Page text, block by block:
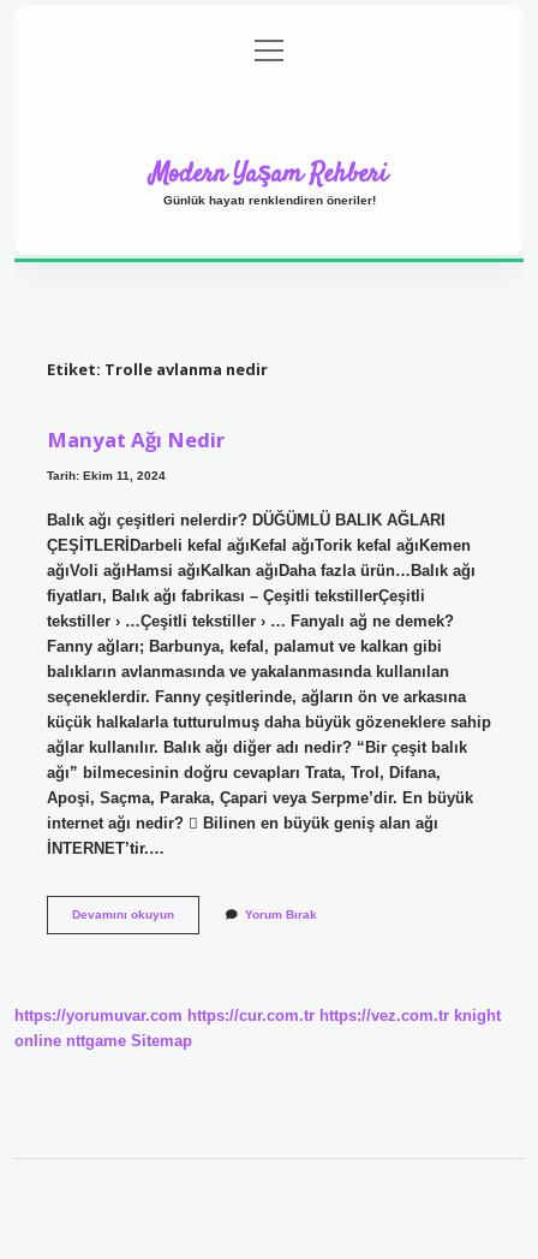
Gizlilik Politikası
menüyü
aç
Modern Yaşam Rehberi
Günlük hayatı renklendiren öneriler!
Etiket: Trolle avlanma nedir
Manyat Ağı Nedir
Tarih: Ekim 11, 2024
Balık ağı çeşitleri nelerdir? DÜĞÜMLÜ BALIK AĞLARI
ÇEŞİTLERİDarbeli kefal ağıKefal ağıTorik kefal ağıKemen
ağıVoli ağıHamsi ağıKalkan ağıDaha fazla ürün…Balık ağı
fiyatları, Balık ağı fabrikası – Çeşitli tekstillerÇeşitli
tekstiller › …Çeşitli tekstiller › … Fanyalı ağ ne demek?
Fanny ağları; Barbunya, kefal, palamut ve kalkan gibi
balıkların avlanmasında ve yakalanmasında kullanılan
seçeneklerdir. Fanny çeşitlerinde, ağların ön ve arkasına
küçük halkalarla tutturulmuş daha büyük gözeneklere sahip
ağlar kullanılır. Balık ağı diğer adı nedir? “Bir çeşit balık
ağı” bilmecesinin doğru cevapları Trata, Trol, Difana,
Apoşi, Saçma, Paraka, Çapari veya Serpme’dir. En büyük
internet ağı nedir?  Bilinen en büyük geniş alan ağı
İNTERNET’tir.…
Devamını okuyunManyat
Yorum Bırak
https://yorumuvar.com https://cur.com.tr https://vez.com.tr knight
online nttgame Sitemap